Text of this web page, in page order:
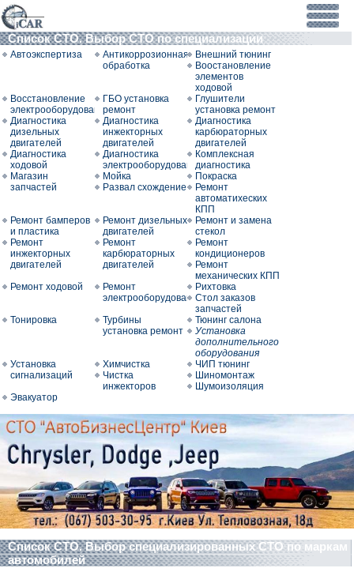
Список СТО. Выбор СТО по специализации
Автоэкспертиза
Антикоррозионная
обработка
Внешний тюнинг
Воостановление
элементов
ходовой
Восстановление
электрооборудования
ГБО установка
ремонт
Глушители
установка ремонт
Диагностика
дизельных
двигателей
Диагностика
инжекторных
двигателей
Диагностика
карбюраторных
двигателей
Диагностика
ходовой
Диагностика
электрооборудования
Комплексная
диагностика
Магазин
запчастей
Мойка
Покраска
Развал схождение
Ремонт
автоматихеских
КПП
Ремонт бамперов
и пластика
Ремонт дизельных
двигателей
Ремонт и замена
стекол
Ремонт
инжекторных
двигателей
Ремонт
карбюраторных
двигателей
Ремонт
кондиционеров
Ремонт
механических КПП
Ремонт ходовой
Ремонт
электрооборудования
Рихтовка
Стол заказов
запчастей
Тонировка
Турбины
установка ремонт
Тюнинг салона
Установка
дополнительного
оборудования
Установка
сигнализаций
Химчистка
ЧИП тюнинг
Чистка
инжекторов
Шиномонтаж
Шумоизоляция
Эвакуатор
Список СТО. Выбор специализированных СТО по маркам
автомобилей